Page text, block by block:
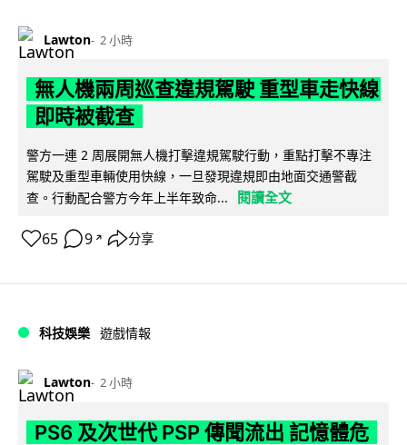
Lawton 2 小時
無人機兩周巡查違規駕駛 重型車走快線
即時被截查
警方一連 2 周展開無人機打擊違規駕駛行動，重點打擊不專注
駕駛及重型車輛使用快線，一旦發現違規即由地面交通警截
查。行動配合警方今年上半年致命...
閱讀全文
65 9 ↗ 分享
科技娛樂 遊戲情報
Lawton 2 小時
PS6 及次世代 PSP 傳聞流出 記憶體危